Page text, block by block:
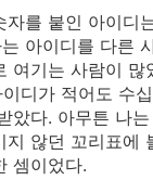
자를 붙인 아이디
아이디를 다른
여기는 사람이 많
디가 적어도 수
았다. 아무튼 나
지 않던 꼬리표에
셈이었다.